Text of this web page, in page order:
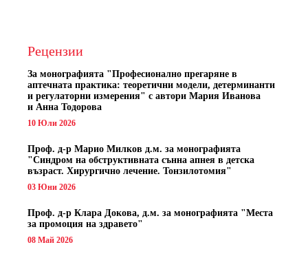
Рецензии
За монографията "Професионално прегаряне в
аптечната практика: теоретични модели, детерминанти
и регулаторни измерения" с автори Мария Иванова
и Анна Тодорова
10 Юли 2026
Проф. д-р Марио Милков д.м. за монографията
"Синдром на обструктивната сънна апнея в детска
възраст. Хирургично лечение. Тонзилотомия"
03 Юни 2026
Проф. д-р Клара Докова, д.м. за монографията "Места
за промоция на здравето"
08 Май 2026